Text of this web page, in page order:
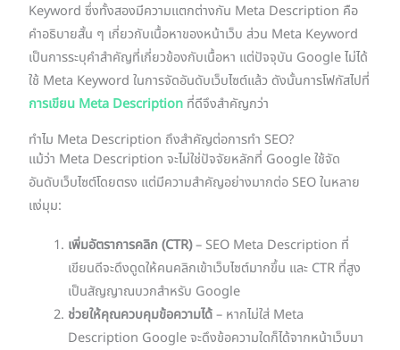
Keyword ซึ่งทั้งสองมีความแตกต่างกัน Meta Description คือ
คำอธิบายสั้น ๆ เกี่ยวกับเนื้อหาของหน้าเว็บ ส่วน Meta Keyword
เป็นการระบุคำสำคัญที่เกี่ยวข้องกับเนื้อหา แต่ปัจจุบัน Google ไม่ได้
ใช้ Meta Keyword ในการจัดอันดับเว็บไซต์แล้ว ดังนั้นการโฟกัสไปที่
การเขียน Meta Description ที่ดีจึงสำคัญกว่า
ทำไม Meta Description ถึงสำคัญต่อการทำ SEO?
แม้ว่า Meta Description จะไม่ใช่ปัจจัยหลักที่ Google ใช้จัด
อันดับเว็บไซต์โดยตรง แต่มีความสำคัญอย่างมากต่อ SEO ในหลาย
แง่มุม:
เพิ่มอัตราการคลิก (CTR)– SEO Meta Description ที่
เขียนดีจะดึงดูดให้คนคลิกเข้าเว็บไซต์มากขึ้น และ CTR ที่สูง
เป็นสัญญาณบวกสำหรับ Google
ช่วยให้คุณควบคุมข้อความได้– หากไม่ใส่ Meta
Description Google จะดึงข้อความใดก็ได้จากหน้าเว็บมา